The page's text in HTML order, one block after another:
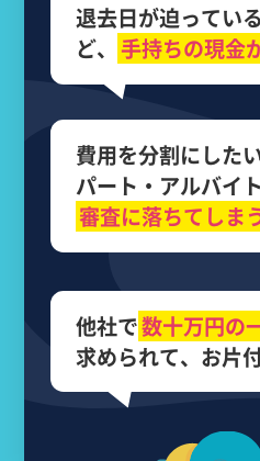
退去日が迫ってい
ど、 手持ちの現金
費用を分割にした
パート・アルバイ
審査に落ちてしま
他社で数十万円の
求められて、 お片